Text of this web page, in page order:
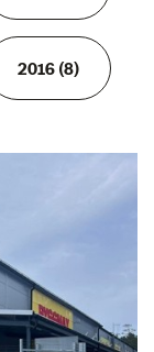
2016 (8)